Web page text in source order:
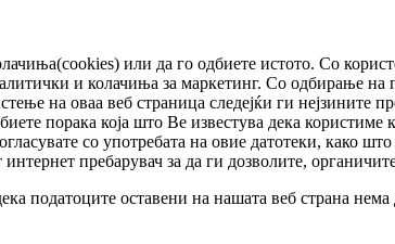
или да го одбиете истото. Со
и колачиња за маркетинг. Со одбирање на
на оваа веб страница следејќи ги нејзините
порака која што Ве известува дека
со употребата на овие датотеки, како
пребарувач за да ги дозволите,
податоците оставени на нашата веб страна